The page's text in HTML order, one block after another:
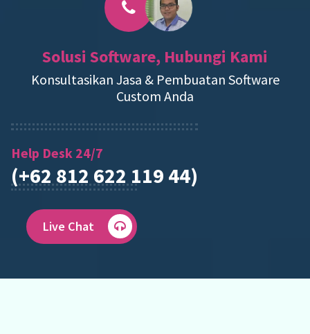
Solusi Software, Hubungi Kami
Konsultasikan Jasa & Pembuatan Software
Custom Anda
Help Desk 24/7
(+62 812 622 119 44)
Live Chat